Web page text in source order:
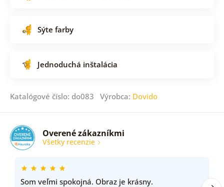
Sýte farby
Jednoduchá inštalácia
Katalógové číslo: do083 Výrobca: Dovido
Overené zákazníkmi
Všetky recenzie
Som veľmi spokojná. Obraz je krásny.